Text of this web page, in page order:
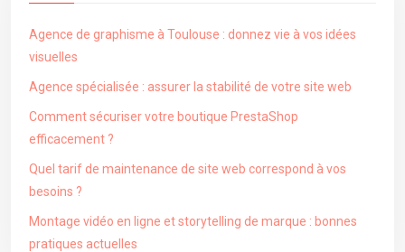
Agence de graphisme à Toulouse : donnez vie à vos idées
visuelles
Agence spécialisée : assurer la stabilité de votre site web
Comment sécuriser votre boutique PrestaShop
efficacement ?
Quel tarif de maintenance de site web correspond à vos
besoins ?
Montage vidéo en ligne et storytelling de marque : bonnes
pratiques actuelles